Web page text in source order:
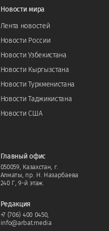
Новости мира
Лента новостей
Новости России
Новости Узбекистана
Новости Кыргызстана
Новости Туркменистана
Новости Таджикистана
Новости США
Главный офис
050059, Казахстан, г.
Алматы, пр. Н. Назарбаева
240 Г, 9-й этаж.
Редакция
+7 (706) 400 0450,
info@arbat.media